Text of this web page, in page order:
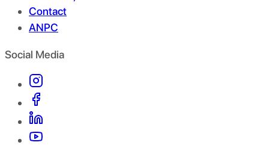
Contact
ANPC
Social Media